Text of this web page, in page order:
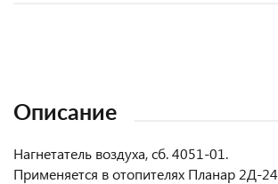
Описание
Нагнетатель воздуха, сб. 4051-01.
Применяется в отопителях Планар 2Д-24